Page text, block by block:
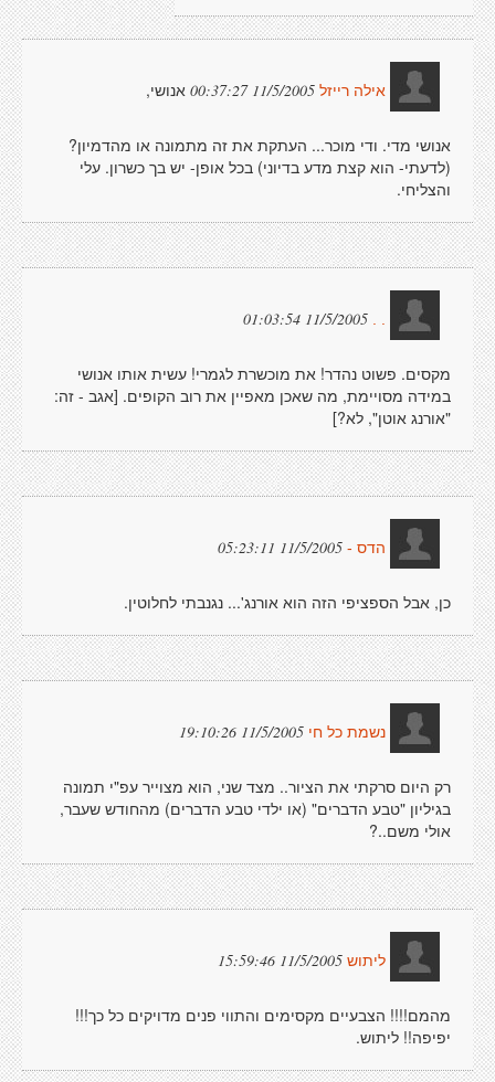
אילה רייזל 11/5/2005 00:37:27 אנושי,
אנושי מדי. ודי מוכר... העתקת את זה מתמונה או מהדמיון?
(לדעתי- הוא קצת מדע בדיוני) בכל אופן- יש בך כשרון. עלי
והצליחי.
11/5/2005 01:03:54
מקסים. פשוט נהדר! את מוכשרת לגמרי! עשית אותו אנושי
במידה מסויימת, מה שאכן מאפיין את רוב הקופים. [אגב - זה:
"אורנג אוטן", לא?]
הדס - 11/5/2005 05:23:11
כן, אבל הספציפי הזה הוא אורנג'... נגנבתי לחלוטין.
נשמת כל חי 11/5/2005 19:10:26
רק היום סרקתי את הציור.. מצד שני, הוא מצוייר עפ"י תמונה
בגיליון "טבע הדברים" (או ילדי טבע הדברים) מהחודש שעבר,
אולי משם..?
ליתוש 11/5/2005 15:59:46
מהמם!!!! הצבעיים מקסימים והתווי פנים מדויקים כל כך!!!
יפיפה!! ליתוש.